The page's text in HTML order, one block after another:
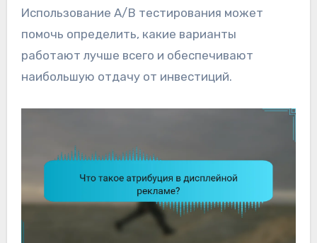
Использование A/B тестирования может
помочь определить, какие варианты
работают лучше всего и обеспечивают
наибольшую отдачу от инвестиций.